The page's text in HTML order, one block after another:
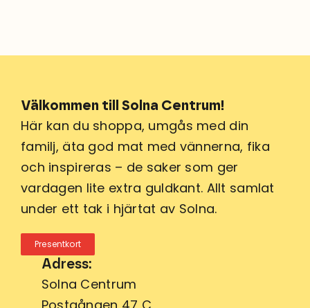
Välkommen till Solna Centrum!
Här kan du shoppa, umgås med din
familj, äta god mat med vännerna, fika
och inspireras – de saker som ger
vardagen lite extra guldkant. Allt samlat
under ett tak i hjärtat av Solna.
Presentkort
Adress:
Solna Centrum